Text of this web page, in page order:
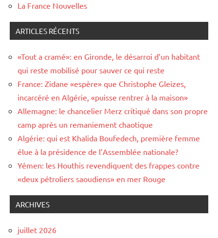
La France Nouvelles
ARTICLES RÉCENTS
«Tout a cramé»: en Gironde, le désarroi d’un habitant
qui reste mobilisé pour sauver ce qui reste
France: Zidane «espère» que Christophe Gleizes,
incarcéré en Algérie, «puisse rentrer à la maison»
Allemagne: le chancelier Merz critiqué dans son propre
camp après un remaniement chaotique
Algérie: qui est Khalida Boufedech, première femme
élue à la présidence de l’Assemblée nationale?
Yémen: les Houthis revendiquent des frappes contre
«deux pétroliers saoudiens» en mer Rouge
ARCHIVES
juillet 2026